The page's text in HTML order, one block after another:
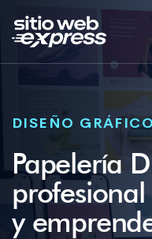
DISEÑO
Papelería
y